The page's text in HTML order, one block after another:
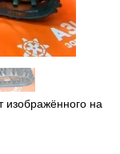
изображённого на